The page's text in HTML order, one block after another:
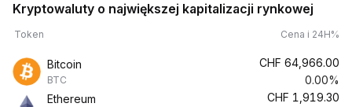
Kryptowaluty o największej kapitalizacji rynkowej
Token Cena i 24H%
Bitcoin
BTC
CHF 64,966.00
0.00%
Ethereum
CHF 1,919.30